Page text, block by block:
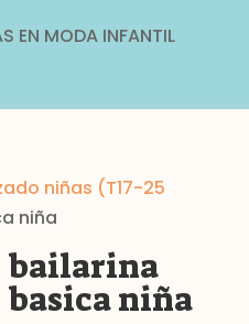
EN MODA INFANTIL
niñas (T17-25
niña
bailarina
basica niña